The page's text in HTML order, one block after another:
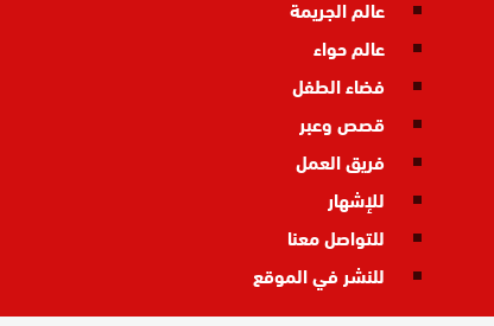
عالم الجريمة
عالم حواء
فضاء الطفل
قصص وعبر
فريق العمل
للإشهار
للتواصل معنا
للنشر في الموقع